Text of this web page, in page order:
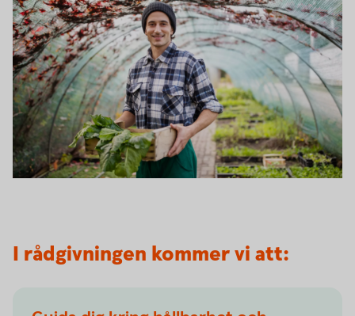
I rådgivningen kommer vi att: